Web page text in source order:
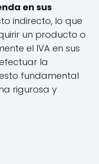
en sus
indirecto, lo que
un producto o
el IVA en sus
la
fundamental
rigurosa y